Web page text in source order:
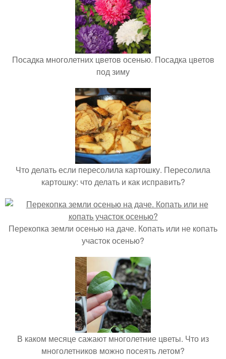
Посадка многолетних цветов осенью. Посадка цветов
под зиму
Что делать если пересолила картошку. Пересолила
картошку: что делать и как исправить?
Перекопка земли осенью на даче. Копать или не копать
участок осенью?
В каком месяце сажают многолетние цветы. Что из
многолетников можно посеять летом?